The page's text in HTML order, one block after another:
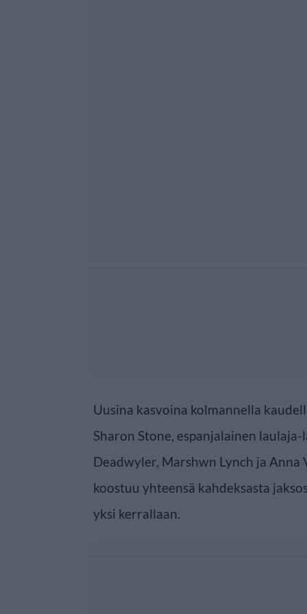
Uusina kasvoina kolmannella
Sharon Stone, espanjalainen
Deadwyler, Marshwn Lynch ja Anna
koostuu yhteensä kahdeksasta
yksi kerrallaan.